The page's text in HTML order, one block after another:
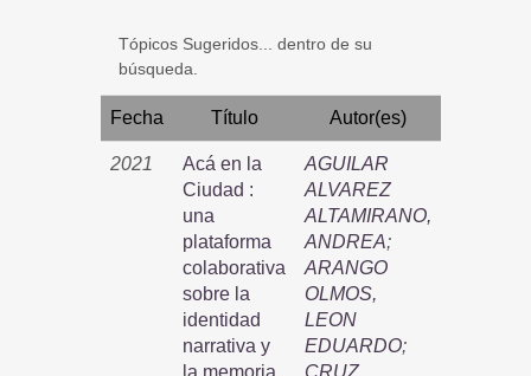
Tópicos Sugeridos... dentro de su
búsqueda.
Fecha Título Autor(es)
2021
Acá en la
Ciudad :
una
plataforma
colaborativa
sobre la
identidad
narrativa y
la memoria
AGUILAR
ALVAREZ
ALTAMIRANO,
ANDREA;
ARANGO
OLMOS,
LEON
EDUARDO;
CRUZ